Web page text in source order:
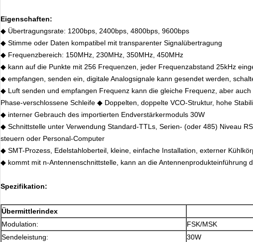
Eigenschaften:
◆ Übertragungsrate: 1200bps, 2400bps, 4800bps, 9600bps
◆ Stimme oder Daten kompatibel mit transparenter Signalübertragung
◆ Frequenzbereich: 150MHz, 230MHz, 350MHz, 450MHz
◆ kann auf die Punkte mit 256 Frequenzen, jeder Frequenzabstand 25kHz
◆ empfangen, senden ein, digitale Analogsignale kann gesendet werden,
◆ Luft senden und empfangen Frequenz kann die gleiche Frequenz, aber
Phase-verschlossene Schleife ◆ Doppelten, doppelte VCO-Struktur, hohe
◆ interner Gebrauch des importierten Endverstärkermoduls 30W
◆ Schnittstelle unter Verwendung Standard-TTLs, Serien- (oder 485) Niveau
steuern oder Personal-Computer
◆ SMT-Prozess, Edelstahloberteil, kleine, einfache Installation, externer
◆ kommt mit n-Antennenschnittstelle, kann an die Antennenprodukteinführung
Spezifikation:
Übermittlerindex
Modulation:
FSK/MSK
Sendeleistung:
30W